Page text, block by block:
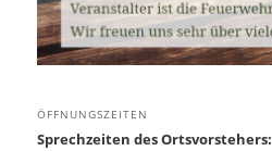
ÖFFNUNGSZEITEN
Sprechzeiten des Ortsvorstehers: